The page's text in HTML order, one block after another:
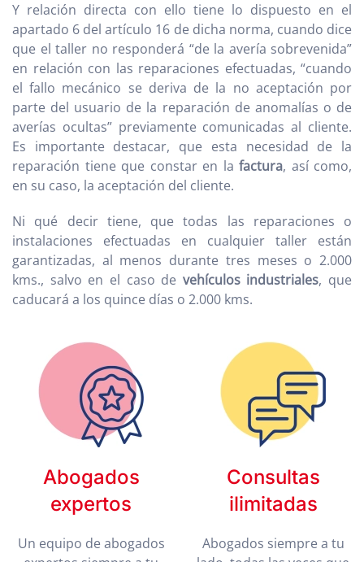
Y relación directa con ello tiene lo dispuesto en el
apartado 6 del artículo 16 de dicha norma, cuando dice
que el taller no responderá “de la avería sobrevenida”
en relación con las reparaciones efectuadas, “cuando
el fallo mecánico se deriva de la no aceptación por
parte del usuario de la reparación de anomalías o de
averías ocultas” previamente comunicadas al cliente.
Es importante destacar, que esta necesidad de la
reparación tiene que constar en la factura, así como,
en su caso, la aceptación del cliente.
Ni qué decir tiene, que todas las reparaciones o
instalaciones efectuadas en cualquier taller están
garantizadas, al menos durante tres meses o 2.000
kms., salvo en el caso de vehículos industriales, que
caducará a los quince días o 2.000 kms.
Abogados
expertos
Un equipo de abogados
Consultas
ilimitadas
Abogados siempre a tu